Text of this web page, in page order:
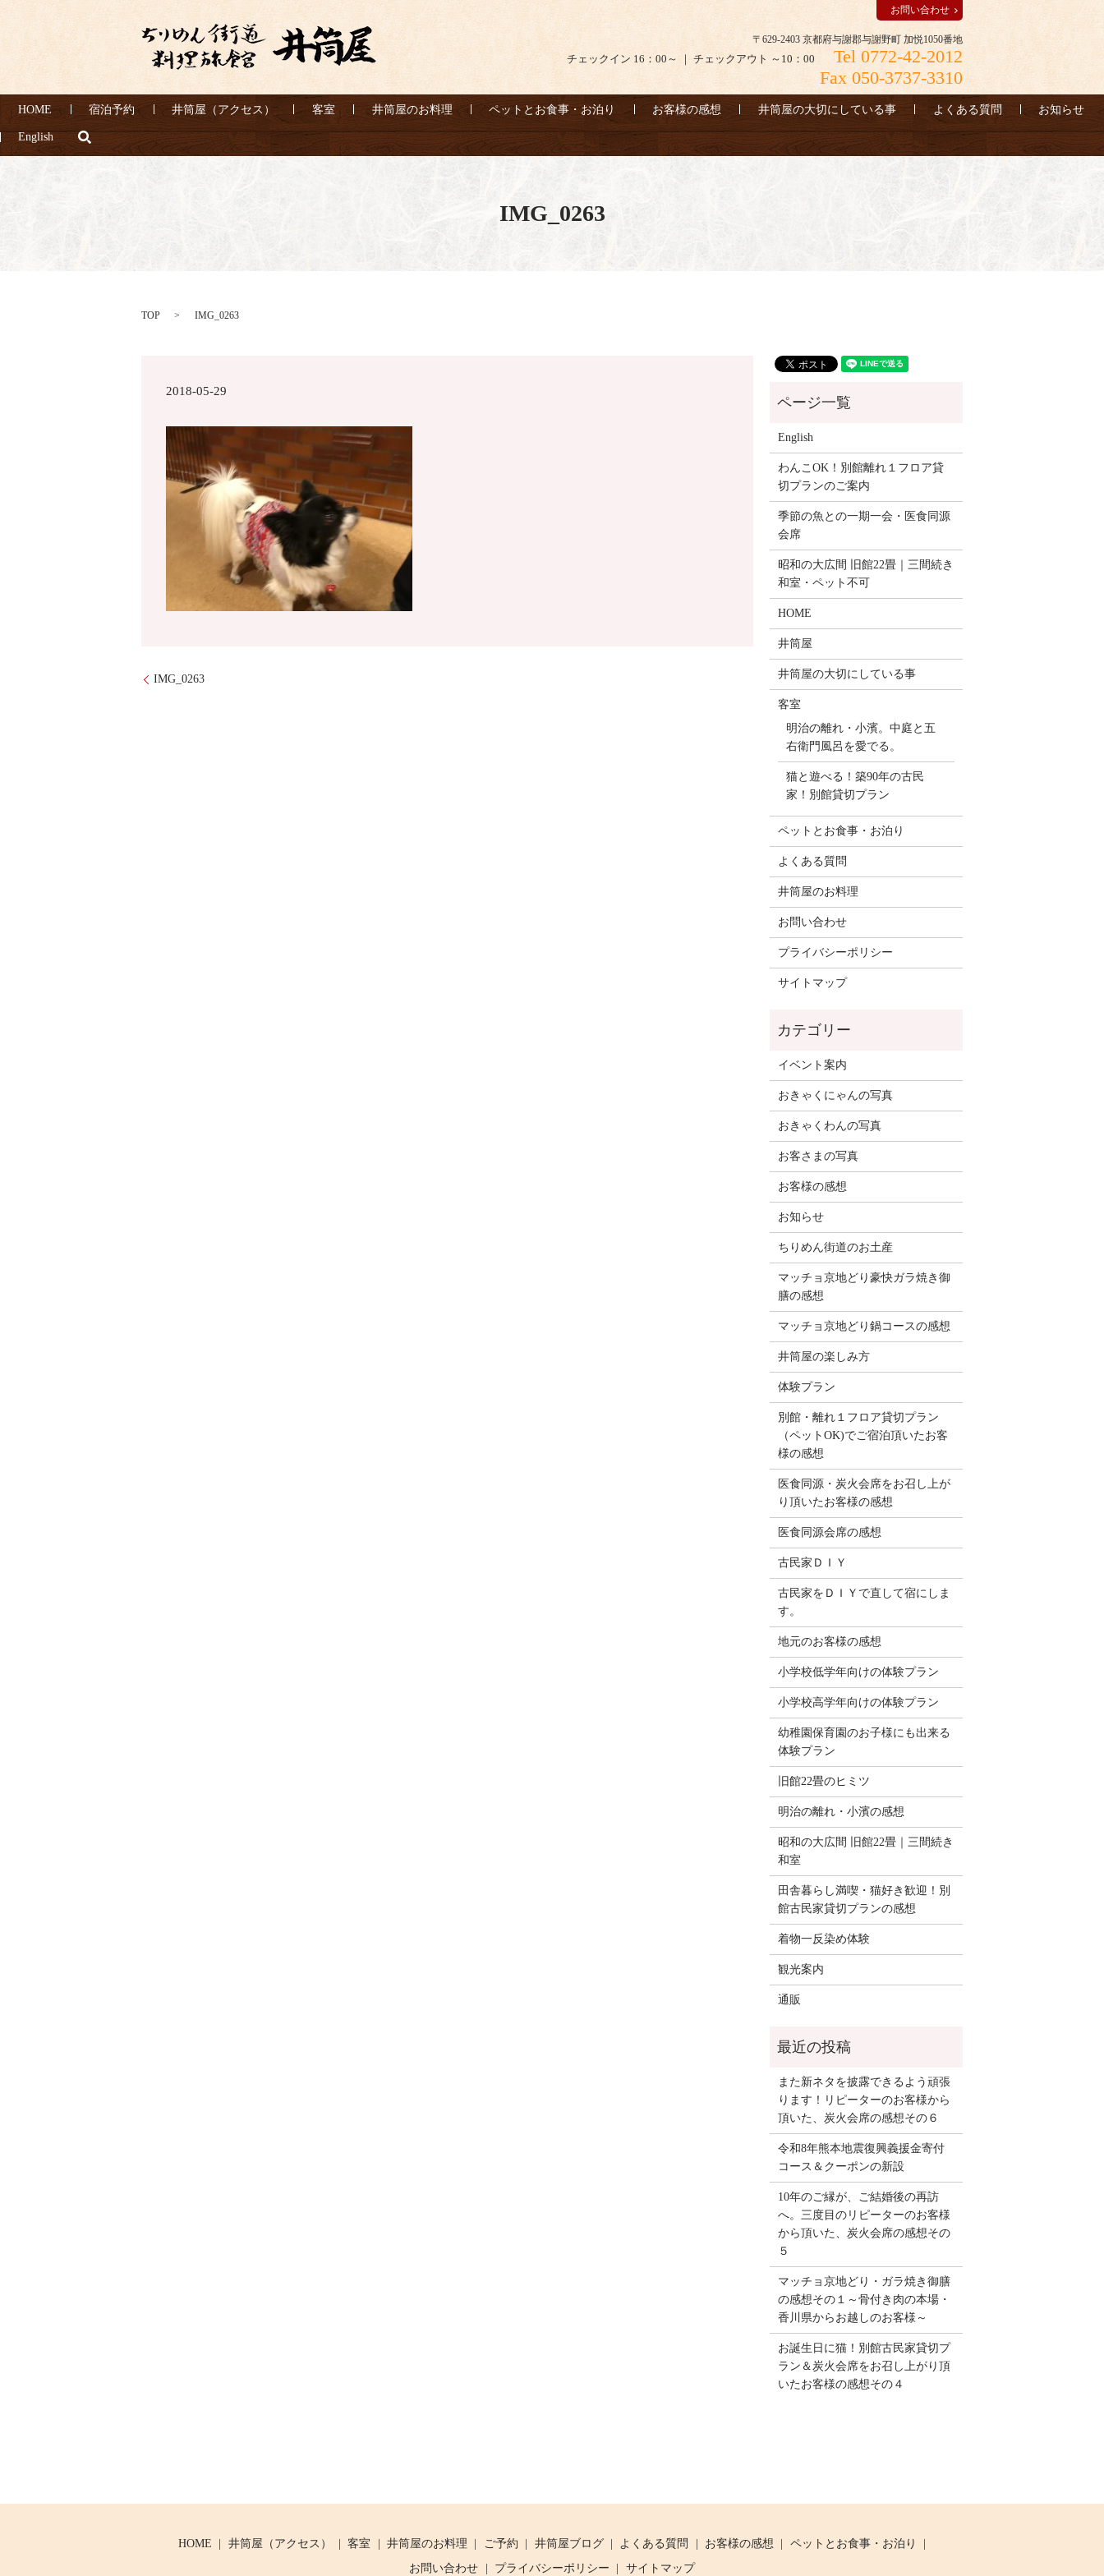
〒629-2403 京都府与謝郡与謝野町 加悦1050番地
チェックイン 16：00～ ｜ チェックアウト ～10：00
Tel 0772-42-2012
Fax 050-3737-3310
お問い合わせ
HOME 宿泊予約 井筒屋（アクセス） 客室 井筒屋のお料理 ペットとお食事・お泊り お客様の感想 井筒屋の大切にしている事 よくある質問 お知らせ
English
IMG_0263
TOP IMG_0263
2018-05-29
IMG_0263
English
わんこOK！別館離れ１フロア貸
切プランのご案内
季節の魚との一期一会・医食同源
会席
昭和の大広間 旧館22畳｜三間続き
和室・ペット不可
HOME
井筒屋
井筒屋の大切にしている事
客室
明治の離れ・小濱。中庭と五
右衛門風呂を愛でる。
猫と遊べる！築90年の古民
家！別館貸切プラン
ペットとお食事・お泊り
よくある質問
井筒屋のお料理
お問い合わせ
プライバシーポリシー
サイトマップ
イベント案内
おきゃくにゃんの写真
おきゃくわんの写真
お客さまの写真
お客様の感想
お知らせ
ちりめん街道のお土産
マッチョ京地どり豪快ガラ焼き御
膳の感想
マッチョ京地どり鍋コースの感想
井筒屋の楽しみ方
体験プラン
別館・離れ１フロア貸切プラン
（ペットOK)でご宿泊頂いたお客
様の感想
医食同源・炭火会席をお召し上が
り頂いたお客様の感想
医食同源会席の感想
古民家ＤＩＹ
古民家をＤＩＹで直して宿にしま
す。
地元のお客様の感想
小学校低学年向けの体験プラン
小学校高学年向けの体験プラン
幼稚園保育園のお子様にも出来る
体験プラン
旧館22畳のヒミツ
明治の離れ・小濱の感想
昭和の大広間 旧館22畳｜三間続き
和室
田舎暮らし満喫・猫好き歓迎！別
館古民家貸切プランの感想
着物一反染め体験
観光案内
通販
また新ネタを披露できるよう頑張
ります！リピーターのお客様から
頂いた、炭火会席の感想その６
令和8年熊本地震復興義援金寄付
コース＆クーポンの新設
10年のご縁が、ご結婚後の再訪
へ。三度目のリピーターのお客様
から頂いた、炭火会席の感想その
５
マッチョ京地どり・ガラ焼き御膳
の感想その１～骨付き肉の本場・
香川県からお越しのお客様～
お誕生日に猫！別館古民家貸切プ
ラン＆炭火会席をお召し上がり頂
いたお客様の感想その４
HOME 井筒屋（アクセス） 客室 井筒屋のお料理 ご予約 井筒屋ブログ よくある質問 お客様の感想
ペットとお食事・お泊り
お問い合わせ
プライバシーポリシー サイトマップ